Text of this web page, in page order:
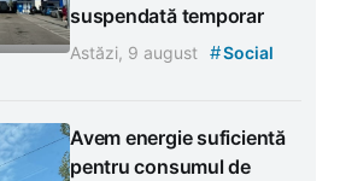
suspendată temporar
Astăzi, 9 august #Social
Avem energie suficientă
pentru consumul de